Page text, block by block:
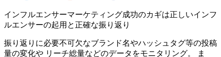
インフルエンサーマーケティング成功のカギは正しいインフ
ルエンサーの起用と正確な振り返り
振り返りに必要不可欠なブランド名やハッシュタグ等の投稿
量の変化や リーチ総量などのデータをモニタリング。 ま